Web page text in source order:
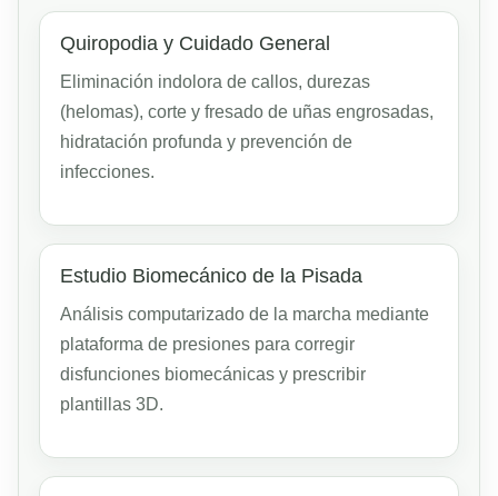
Quiropodia y Cuidado General
Eliminación indolora de callos, durezas
(helomas), corte y fresado de uñas engrosadas,
hidratación profunda y prevención de
infecciones.
Estudio Biomecánico de la Pisada
Análisis computarizado de la marcha mediante
plataforma de presiones para corregir
disfunciones biomecánicas y prescribir
plantillas 3D.